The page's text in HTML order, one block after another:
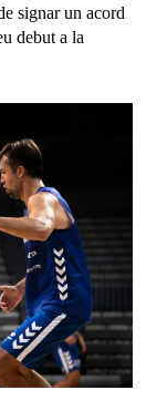
signar un acord
debut a la